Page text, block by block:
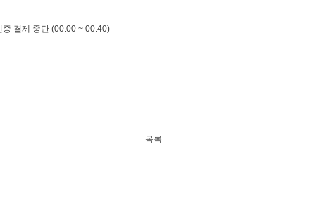
증 결제 중단 (00:00 ~ 00:40)
목록